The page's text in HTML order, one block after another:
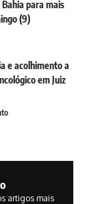
para mais
(9)
e acolhimento a
em Juiz
artigos mais